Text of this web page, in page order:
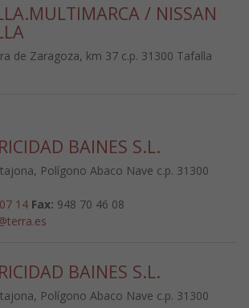
/ NISSAN
de Zaragoza, km 37 c.p. 31300 Tafalla
BAINES S.L.
Polígono Abaco Nave c.p. 31300
14 Fax: 948 70 46 08
BAINES S.L.
Polígono Abaco Nave c.p. 31300